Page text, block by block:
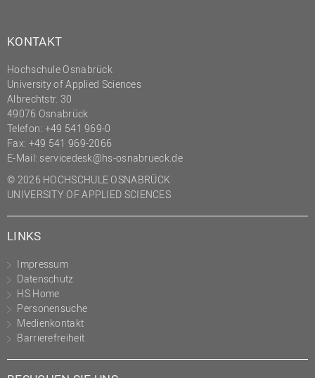
Projekte des Präsidiums
Projektmanagement Office
(PMO)
Prozessmanagement
Recht
Science to Business GmbH
Studium und Lehre
Transfer- und
Innovationsmanagement
KONTAKT
Hochschule Osnabrück
University of Applied Sciences
Albrechtstr. 30
49076 Osnabrück
Telefon: +49 541 969-0
Fax: +49 541 969-2066
E-Mail: servicedesk@hs-osnabrueck.de
© 2026 HOCHSCHULE OSNABRÜCK
UNIVERSITY OF APPLIED SCIENCES
LINKS
Impressum
Datenschutz
HS Home
Personensuche
Medienkontakt
Barrierefreiheit